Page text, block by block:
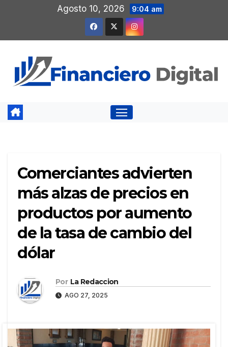
contenido
Agosto 10, 2026 9:04 am
Comerciantes advierten
más alzas de precios en
productos por aumento
de la tasa de cambio del
dólar
Por La Redaccion
AGO 27, 2025